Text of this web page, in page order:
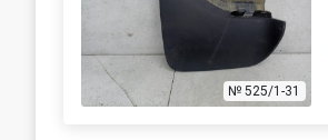
№ 525/1-31